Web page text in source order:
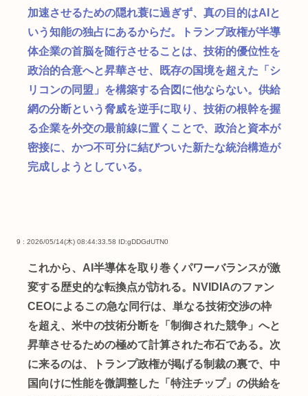
加速させるための隠れ蓑に過ぎず、真の目的はAIと
いう知能の独占にあるからだ。トランプ政権が半導
体企業の首脳を随行させることは、技術的優位性を
政治的合意へと昇華させ、既存の国境を超えた「シ
リコンの同盟」を構築する合図に他ならない。供給
網の分断という脅威を逆手に取り、技術の根幹を握
る企業を外交の最前線に置くことで、政治と資本が
密接に、かつ不可分に結びついた新たな統治構造が
完成しようとしている。
9 : 2026/05/14(木) 08:44:33.58 ID:gDDGdUTN0
これから、AI半導体を取り巻くパワーバランスが激
変する歴史的な転換点が訪れる。NVIDIAのファン
CEOによるこの急な同行は、単なる技術交渉の枠
を超え、米中の技術分断を「制御された競争」へと
昇華させるための極めて計算された布石である。次
に来るのは、トランプ政権が掲げる制裁の裏で、中
国向けに性能を微調整した「特注チップ」の供給を